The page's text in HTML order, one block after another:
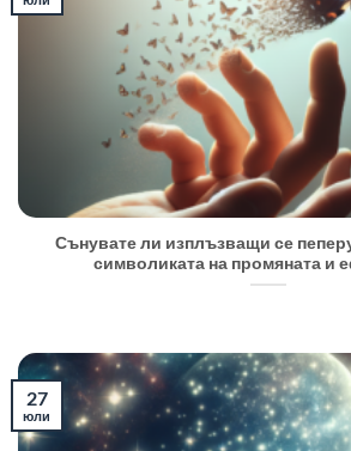
Сънувате ли изплъзващи се
символиката на промяната и
27
юли